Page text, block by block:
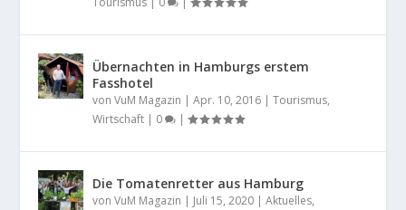
Übernachten in Hamburgs erstem
Fasshotel
vonVuM Magazin |Apr. 10, 2016 |Tourismus,
Wirtschaft | 0 |
Die Tomatenretter aus Hamburg
vonVuM Magazin | Juli 15, 2020 |Aktuelles,